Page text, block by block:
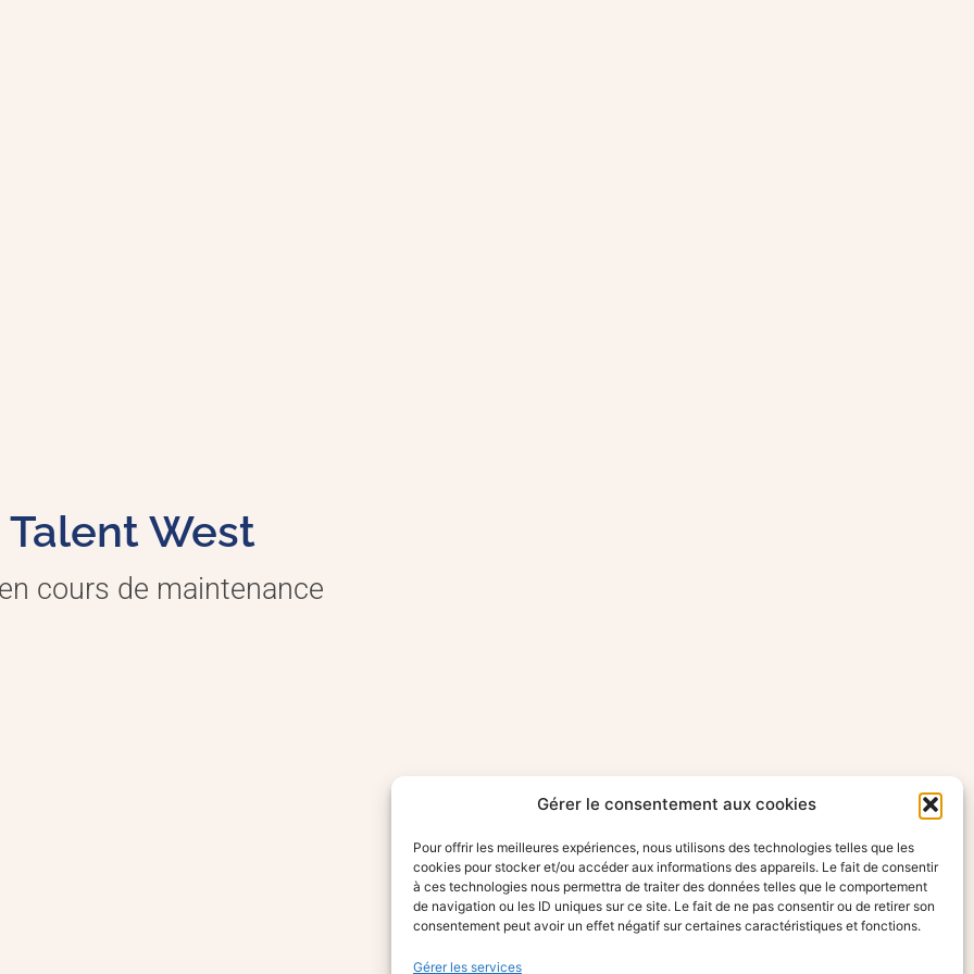
Gérer le consentement aux cookies
Pour offrir les meilleures expériences, nous utilisons des technologies telles que les
cookies pour stocker et/ou accéder aux informations des appareils. Le fait de consentir
à ces technologies nous permettra de traiter des données telles que le comportement
de navigation ou les ID uniques sur ce site. Le fait de ne pas consentir ou de retirer son
consentement peut avoir un effet négatif sur certaines caractéristiques et fonctions.
Gérer les services
Talent West
cours de maintenance